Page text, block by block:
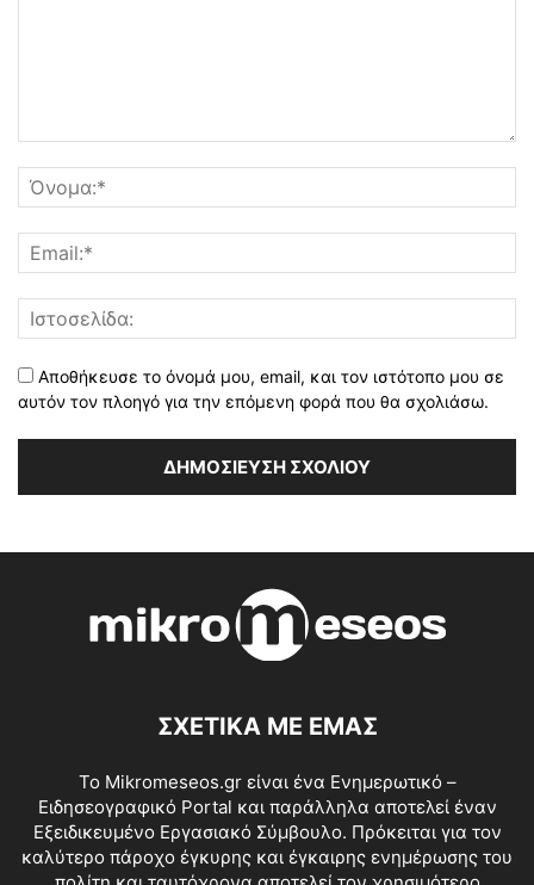
Αποθήκευσε το όνομά μου, email, και τον ιστότοπο μου σε
αυτόν τον πλοηγό για την επόμενη φορά που θα σχολιάσω.
ΣΧΕΤΙΚΑ ΜΕ ΕΜΑΣ
Το Mikromeseos.gr είναι ένα Ενημερωτικό –
Ειδησεογραφικό Portal και παράλληλα αποτελεί έναν
Εξειδικευμένο Εργασιακό Σύμβουλο. Πρόκειται για τον
καλύτερο πάροχο έγκυρης και έγκαιρης ενημέρωσης του